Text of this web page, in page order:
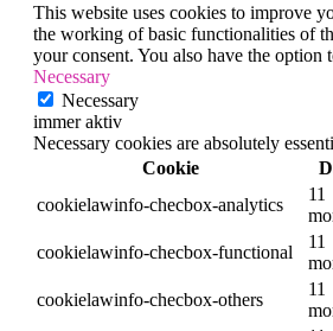
This website uses cookies to improve
the working of basic functionalities of
your consent. You also have the
Necessary
Necessary
immer aktiv
Necessary cookies are absolutely
Cookie
cookielawinfo-checbox-analytics
11
cookielawinfo-checbox-functional
11
cookielawinfo-checbox-others
11